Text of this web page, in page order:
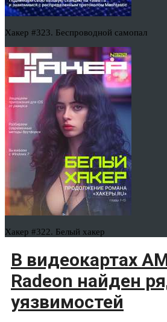
Хакер #323. Беспроводной самопал
Хакер #322. Белый хакер
В видеокартах
Radeon найден
уязвимостей